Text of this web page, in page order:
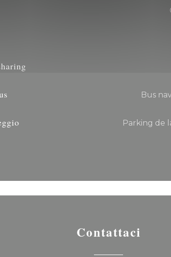
Bus
Parking de
Contattaci